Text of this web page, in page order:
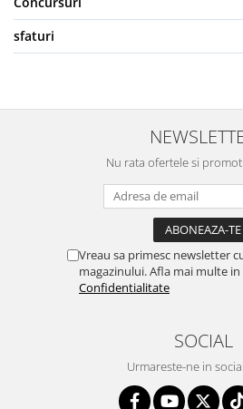
sfaturi
Nu rata ofertele si
Vreau sa primesc newsletter
magazinului. Afla mai multe in
Confidentialitate
SOCIAL
Urmareste-ne in